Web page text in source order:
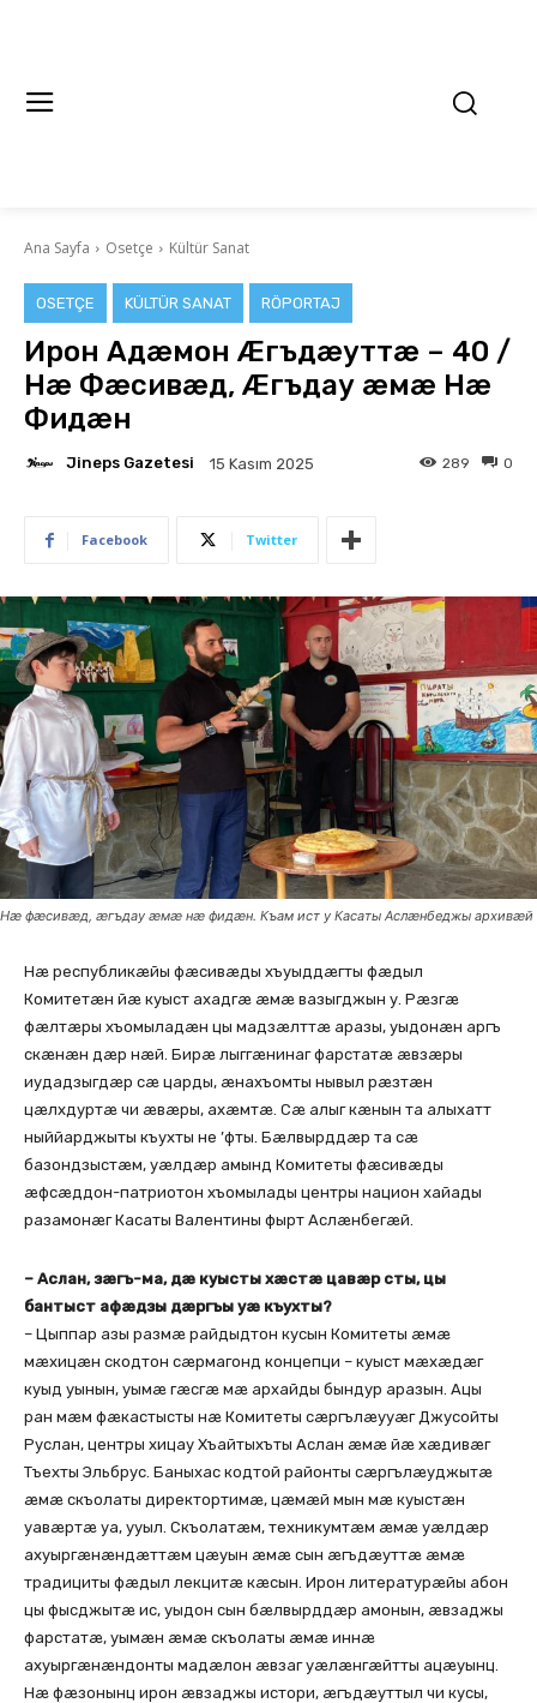
Ana Sayfa Osetçe Kültür Sanat
OSETÇE KÜLTÜR SANAT RÖPORTAJ
Ирон Aдæмон Æгъдæуттæ – 40 /
Нæ Фæсивæд, Æгъдау æмæ Нæ
Фидæн
Jineps Gazetesi 15 Kasım 2025 0
289
Facebook Twitter
Нæ фæсивæд, æгъдау æмæ нæ фидæн. Къам ист у Касаты Аслæнбеджы архивæй
Нæ республикæйы фæсивæды хъуыддæгты фæдыл
Комитетæн йæ куыст ахадгæ æмæ вазыгджын у. Рæзгæ
фæлтæры хъомыладæн цы мадзæлттæ аразы, уыдонæн аргъ
скæнæн дæр нæй. Бирæ лыггæнинаг фарстатæ æвзæры
иудадзыгдæр сæ царды, æнахъомты нывыл рæзтæн
цæлхдуртæ чи æвæры, ахæмтæ. Сæ алыг кæнын та алыхатт
ныййарджыты къухты не ’фты. Бæлвырддæр та сæ
базондзыстæм, уæлдæр амынд Комитеты фæсивæды
æфсæддон-патриотон хъомылады центры национ хайады
разамонæг Касаты Валентины фырт Аслæнбегæй.
– Аслан, зæгъ-ма, дæ куысты хæстæ цавæр сты, цы
бантыст афæдзы дæргъы уæ къухты?
– Цыппар азы размæ райдыдтон кусын Комитеты æмæ
мæхицæн скодтон сæрмагонд концепци – куыст мæхæдæг
куыд уынын, уымæ гæсгæ мæ архайды бындур аразын. Ацы
ран мæм фæкастысты нæ Комитеты сæргълæууæг Джусойты
Руслан, центры хицау Хъайтыхъты Аслан æмæ йæ хæдивæг
Тъехты Эльбрус. Баныхас кодтой районты сæргълæуджытæ
æмæ скъолаты директортимæ, цæмæй мын мæ куыстæн
уавæртæ уа, ууыл. Скъолатæм, техникумтæм æмæ уæлдæр
ахуыргæнæндæттæм цæуын æмæ сын æгъдæуттæ æмæ
традициты фæдыл лекцитæ кæсын. Ирон литературæйы абон
цы фысджытæ ис, уыдон сын бæлвырддæр амонын, æвзаджы
фарстатæ, уымæн æмæ скъолаты æмæ иннæ
ахуыргæнæндонты мадæлон æвзаг уæлæнгæйтты ацæуынц.
Нæ фæзонынц ирон æвзаджы истори, æгъдæуттыл чи кусы,